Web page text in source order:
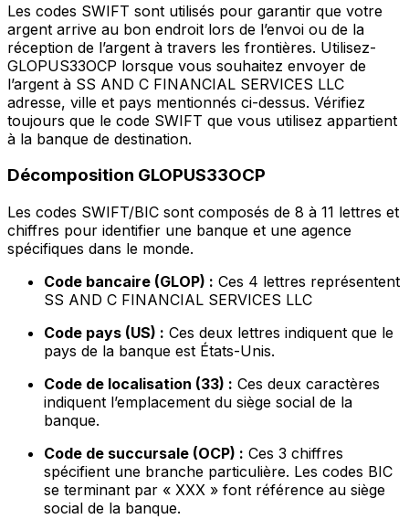
Les codes SWIFT sont utilisés pour garantir que votre
argent arrive au bon endroit lors de l’envoi ou de la
réception de l’argent à travers les frontières. Utilisez-
GLOPUS33OCP lorsque vous souhaitez envoyer de
l’argent à SS AND C FINANCIAL SERVICES LLC
adresse, ville et pays mentionnés ci-dessus. Vérifiez
toujours que le code SWIFT que vous utilisez appartient
à la banque de destination.
Décomposition GLOPUS33OCP
Les codes SWIFT/BIC sont composés de 8 à 11 lettres et
chiffres pour identifier une banque et une agence
spécifiques dans le monde.
Code bancaire (GLOP) : Ces 4 lettres représentent
SS AND C FINANCIAL SERVICES LLC
Code pays (US) : Ces deux lettres indiquent que le
pays de la banque est États-Unis.
Code de localisation (33) : Ces deux caractères
indiquent l’emplacement du siège social de la
banque.
Code de succursale (OCP) : Ces 3 chiffres
spécifient une branche particulière. Les codes BIC
se terminant par « XXX » font référence au siège
social de la banque.